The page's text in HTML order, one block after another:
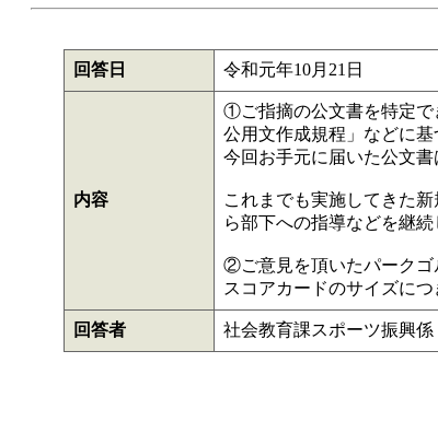
回答日 令和元年10月21日
内容
①ご指摘の公文書を特定で
公用文作成規程」などに
今回お手元に届いた公文
これまでも実施してきた
ら部下への指導などを継
②ご意見を頂いたパークゴ
スコアカードのサイズに
回答者 社会教育課スポーツ振興係